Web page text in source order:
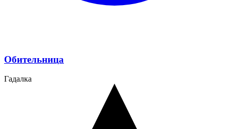
Обительница
Гадалка